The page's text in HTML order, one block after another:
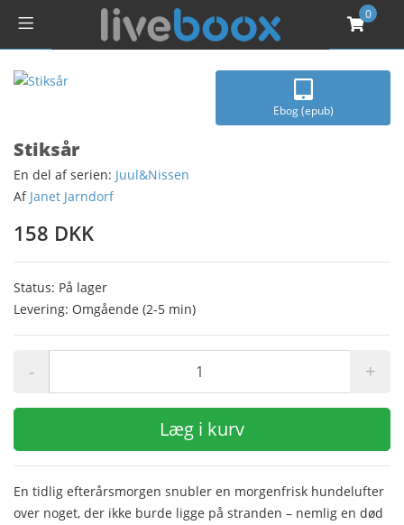
0
Ebog (epub)
Stiksår
En del af serien: Juul&Nissen
Af Janet Jarndorf
158 DKK
Status: På lager
Levering: Omgående (2-5 min)
- +
Læg i kurv
En tidlig efterårsmorgen snubler en morgenfrisk hundelufter
over noget, der ikke burde ligge på stranden – nemlig en død